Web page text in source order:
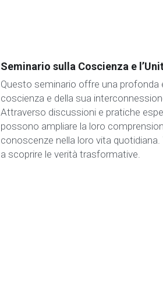
Seminario sulla Coscienza e
Questo seminario offre una profonda
coscienza e della sua
Attraverso discussioni e pratiche
possono ampliare la loro
conoscenze nella loro vita
a scoprire le verità trasformative.